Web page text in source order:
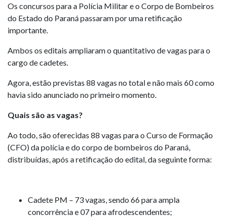
Os concursos para a Polícia Militar e o Corpo de Bombeiros
do Estado do Paraná passaram por uma retificação
importante.
Ambos os editais ampliaram o quantitativo de vagas para o
cargo de cadetes.
Agora, estão previstas 88 vagas no total e não mais 60 como
havia sido anunciado no primeiro momento.
Quais são as vagas?
Ao todo, são oferecidas 88 vagas para o Curso de Formação
(CFO) da polícia e do corpo de bombeiros do Paraná,
distribuídas, após a retificação do edital, da seguinte forma:
Cadete PM – 73 vagas, sendo 66 para ampla
concorrência e 07 para afrodescendentes;